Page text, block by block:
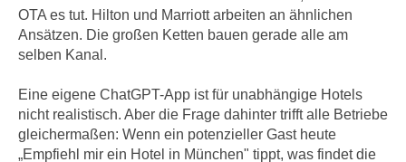
OTA es tut. Hilton und Marriott arbeiten an ähnlichen
Ansätzen. Die großen Ketten bauen gerade alle am
selben Kanal.
Eine eigene ChatGPT-App ist für unabhängige Hotels
nicht realistisch. Aber die Frage dahinter trifft alle Betriebe
gleichermaßen: Wenn ein potenzieller Gast heute
„Empfiehl mir ein Hotel in München" tippt, was findet die